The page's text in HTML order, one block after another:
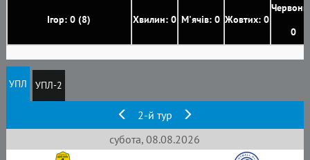
Ігор: 0 (8) Хвилин: 0 М'ячів: 0 Жовтих: 0
0
УПЛ УПЛ-2
2-й тур
субота, 08.08.2026